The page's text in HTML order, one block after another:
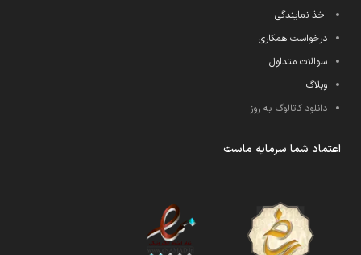
اخذ نمایندگی
درخواست همکاری
سوالات متداول
وبلاگ
دانلود کاتالوگ به روز
اعتماد شما سرمایه ماست